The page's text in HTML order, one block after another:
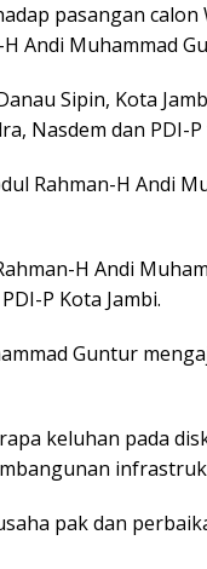
pasangan
Andi Muhammad
Sipin, Kota
Nasdem dan PDI-
Rahman-H Andi
H Andi
P Kota Jambi.
Guntur
keluhan pada
pak dan